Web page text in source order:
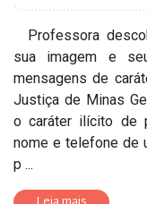
Professora
sua imagem e
mensagens de
Justiça de Minas
o caráter ilícito de
nome e telefone de
p ...